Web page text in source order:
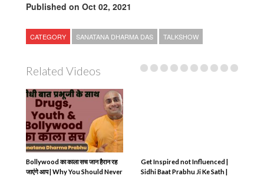
Published on Oct 02, 2021
CATEGORY SANATANA DHARMA DAS TALKSHOW
Related Videos
Bollywood का काला सच जान हैरान रह
जाएंगे आप | Why You Should Never
Get Inspired not Influenced |
Sidhi Baat Prabhu Ji Ke Sath |